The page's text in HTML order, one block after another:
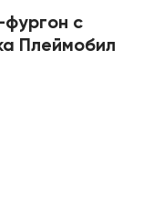
с
Плеймобил